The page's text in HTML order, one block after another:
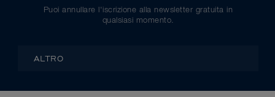
Puoi annullare l'iscrizione alla newsletter gratuita in
qualsiasi momento.
ALTRO